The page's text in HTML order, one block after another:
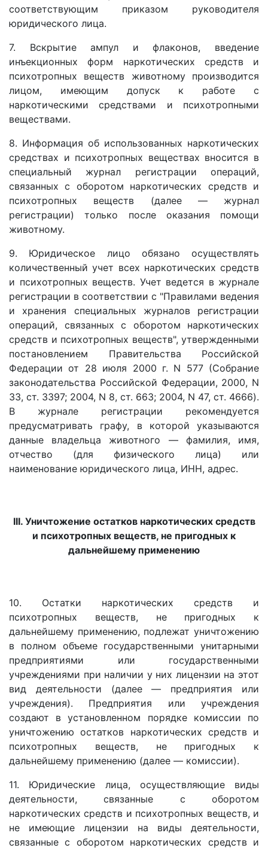
соответствующим приказом руководителя
юридического лица.
7. Вскрытие ампул и флаконов, введение
инъекционных форм наркотических средств и
психотропных веществ животному производится
лицом, имеющим допуск к работе с
наркотическими средствами и психотропными
веществами.
8. Информация об использованных наркотических
средствах и психотропных веществах вносится в
специальный журнал регистрации операций,
связанных с оборотом наркотических средств и
психотропных веществ (далее — журнал
регистрации) только после оказания помощи
животному.
9. Юридическое лицо обязано осуществлять
количественный учет всех наркотических средств
и психотропных веществ. Учет ведется в журнале
регистрации в соответствии с "Правилами ведения
и хранения специальных журналов регистрации
операций, связанных с оборотом наркотических
средств и психотропных веществ", утвержденными
постановлением Правительства Российской
Федерации от 28 июля 2000 г. N 577 (Собрание
законодательства Российской Федерации, 2000, N
33, ст. 3397; 2004, N 8, ст. 663; 2004, N 47, ст. 4666).
В журнале регистрации рекомендуется
предусматривать графу, в которой указываются
данные владельца животного — фамилия, имя,
отчество (для физического лица) или
наименование юридического лица, ИНН, адрес.
III. Уничтожение остатков наркотических средств
и психотропных веществ, не пригодных к
дальнейшему применению
10. Остатки наркотических средств и
психотропных веществ, не пригодных к
дальнейшему применению, подлежат уничтожению
в полном объеме государственными унитарными
предприятиями или государственными
учреждениями при наличии у них лицензии на этот
вид деятельности (далее — предприятия или
учреждения). Предприятия или учреждения
создают в установленном порядке комиссии по
уничтожению остатков наркотических средств и
психотропных веществ, не пригодных к
дальнейшему применению (далее — комиссии).
11. Юридические лица, осуществляющие виды
деятельности, связанные с оборотом
наркотических средств и психотропных веществ, и
не имеющие лицензии на виды деятельности,
связанные с оборотом наркотических средств и